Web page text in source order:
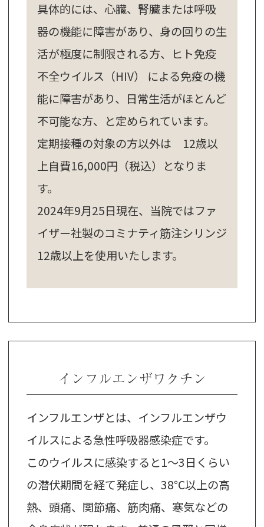
具体的には、心臓、腎臓または呼吸
器の機能に障害があり、身の回りの生
活が極度に制限される方、ヒト免疫
不全ウイルス（HIV） による免疫の機
能に障害があり、日常生活がほとんど
不可能な方、と定められています。
定期接種の対象の方以外は 12歳以
上自費16,000円（税込）となりま
す。
2024年9月25日現在、当院ではファ
イザー社製のコミナティ筋注シリンジ
12歳以上を使用いたします。
インフルエンザワクチン
インフルエンザとは、インフルエンザウ
イルスによる急性呼吸器感染症です。
このウイルスに感染すると1～3日くらい
の潜伏期間を経て発症し、38℃以上の高
熱、頭痛、関節痛、筋肉痛、寒気などの